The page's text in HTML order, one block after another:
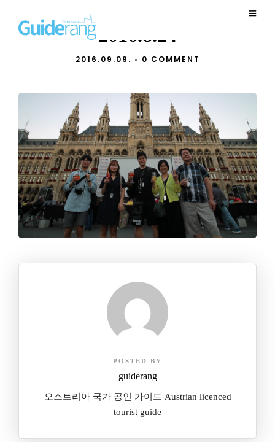
2016.8.24
2016.09.09. • 0 COMMENT
POSTED BY
guiderang
오스트리아 국가 공인 가이드 Austrian licenced
tourist guide